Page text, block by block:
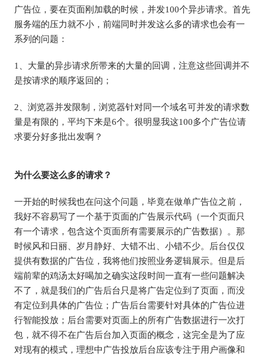
广告位，要在页面刚加载的时候，并发100个异步请求。首先
服务端的压力就不小，前端同时并发这么多的请求也会有一
系列的问题：
1、大量的异步请求所带来的大量的回调，注意这些回调并不
是按请求的顺序返回的；
2、浏览器并发限制，浏览器针对同一个域名可并发的请求数
量是有限的，平均下来是6个。很明显我这100多个广告位请
求要分好多批出发啊？
为什么要这么多的请求？
一开始的时候我也在问这个问题，毕竟在做单广告位之前，
我好不容易写了一个基于页面的广告展示代码（一个页面只
有一个请求，包含这个页面所有需要展示的广告数据）。那
时候风和日丽、岁月静好、大错不出、小错不少。后台仅仅
提供有数据的广告位，我将他们按照业务逻辑展示。但是后
端前辈的鸡汤太好喝加之确实这段时间一直有一些问题解决
不了，就是我们的广告后台只是将广告定位到了页面，而没
有定位到具体的广告位；广告后台需要针对具体的广告位进
行智能投放；后台需要对页面上的所有广告数据进行一次打
包，就不得不在广告后台加入页面的概念，这完全是为了应
对现有的模式，理想中广告投放后台应该专注于用户画像和